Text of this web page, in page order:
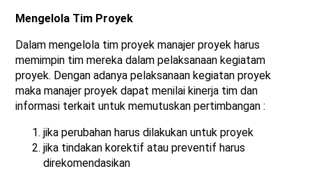
Mengelola Tim Proyek
Dalam mengelola tim proyek manajer proyek harus
memimpin tim mereka dalam pelaksanaan kegiatam
proyek. Dengan adanya pelaksanaan kegiatan proyek
maka manajer proyek dapat menilai kinerja tim dan
informasi terkait untuk memutuskan pertimbangan :
jika perubahan harus dilakukan untuk proyek
jika tindakan korektif atau preventif harus
direkomendasikan